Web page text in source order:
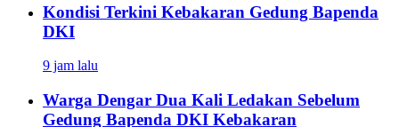
Kondisi Terkini Kebakaran Gedung Bapenda
DKI
9 jam lalu
Warga Dengar Dua Kali Ledakan Sebelum
Gedung Bapenda DKI Kebakaran